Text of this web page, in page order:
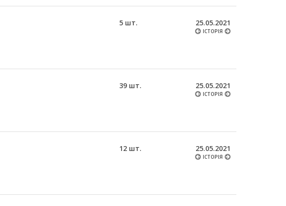
5 шт. 25.05.2021
ІСТОРІЯ
39 шт. 25.05.2021
ІСТОРІЯ
12 шт. 25.05.2021
ІСТОРІЯ